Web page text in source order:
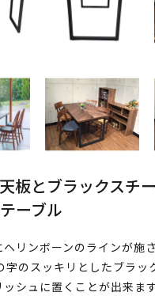
板とブラックスチ
ーブル
リンボーンのラインが施
のスッキリとしたブラ
シュに置くことが出来ま